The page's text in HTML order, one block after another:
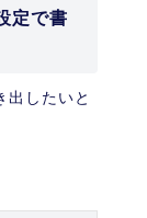
定で書
出したいと